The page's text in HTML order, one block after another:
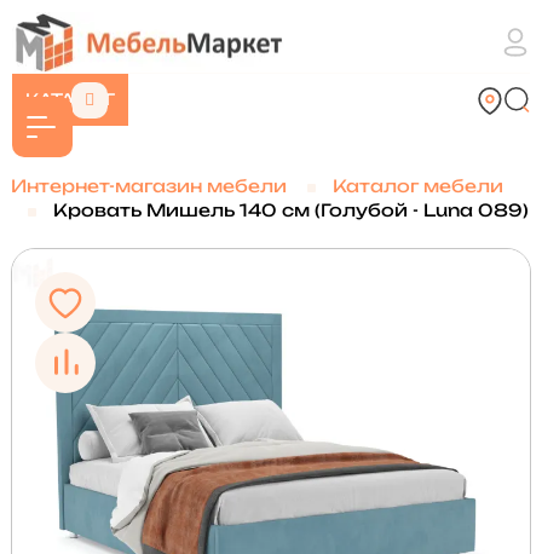
КАТАЛОГ
Интернет-магазин мебели
Каталог мебели
Кровать Мишель 140 см (Голубой - Luna 089)